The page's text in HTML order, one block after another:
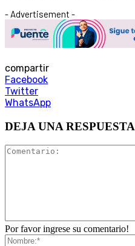
- Advertisement -
compartir
Facebook
Twitter
WhatsApp
DEJA UNA RESPUESTA
Por favor ingrese su comentario!